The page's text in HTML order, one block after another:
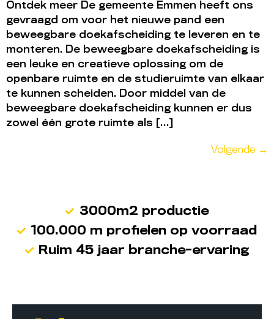
Ontdek meer De gemeente Emmen heeft ons
gevraagd om voor het nieuwe pand een
beweegbare doekafscheiding te leveren en te
monteren. De beweegbare doekafscheiding is
een leuke en creatieve oplossing om de
openbare ruimte en de studieruimte van elkaar
te kunnen scheiden. Door middel van de
beweegbare doekafscheiding kunnen er dus
zowel één grote ruimte als […]
Volgende →
3000m2 productie
100.000 m profielen op voorraad
Ruim 45 jaar branche-ervaring